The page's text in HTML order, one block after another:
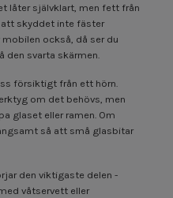
låter självklart, men fett från
att skyddet inte fäster
också, då ser du
svarta skärmen.
försiktigt från ett hörn.
om det behövs, men
glaset eller ramen. Om
så att små glasbitar
den viktigaste delen -
våtservett eller